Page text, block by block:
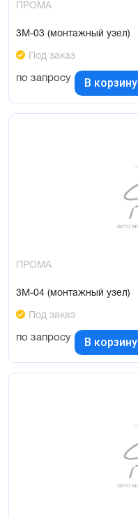
ПРОМА
3М-03 (монтажный узел)
Под заказ
по запросу В корзину
ПРОМА
3М-04 (монтажный узел)
Под заказ
по запросу В корзину